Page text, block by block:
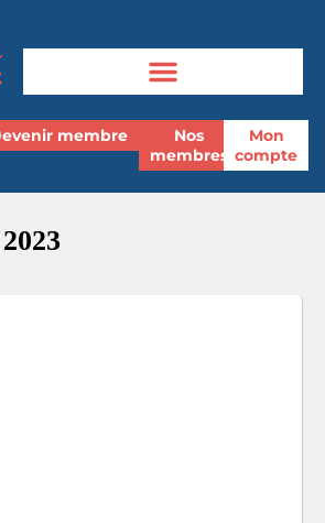
membre
Nos
membres
Mon
compte